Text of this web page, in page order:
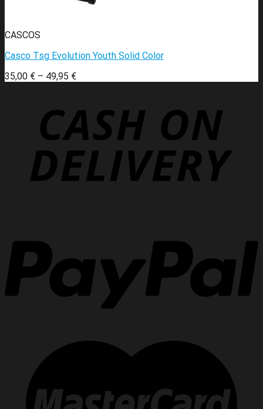
CASCOS
Casco Tsg Evolution Youth Solid Color
35,00 € – 49,95 €